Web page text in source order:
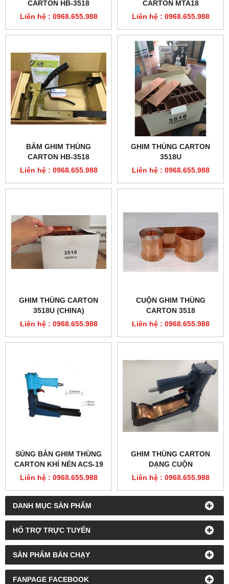
DANH MỤC SẢN PHẨM
HỔ TRỢ TRỰC TUYẾN
SẢN PHẨM BÁN CHẠY
FANPAGE FACEBOOK
CARTON HB-3518
Liên hệ : 0968.655.988
CARTON MTA18
Liên hệ : 0968.655.988
BẤM GHIM THÙNG
CARTON HB-3518
Liên hệ : 0968.655.988
GHIM THÙNG CARTON
3518U
Liên hệ : 0968.655.988
GHIM THÙNG CARTON
3518U (CHINA)
Liên hệ : 0968.655.988
CUỘN GHIM THÙNG
CARTON 3518
Liên hệ : 0968.655.988
SÚNG BẮN GHIM THÙNG
CARTON KHÍ NÉN ACS-19
Liên hệ : 0968.655.988
GHIM THÙNG CARTON
DẠNG CUỘN
Liên hệ : 0968.655.988